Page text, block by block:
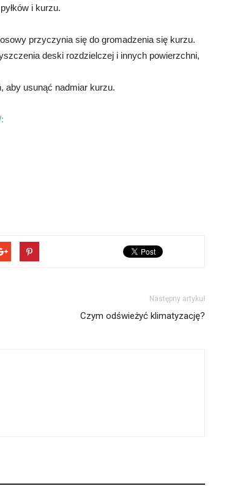
i kurzu.
przyczynia się do gromadzenia się kurzu.
deski rozdzielczej i innych powierzchni,
aby usunąć nadmiar kurzu.
Następny artykuł
Czym odświeżyć klimatyzację?